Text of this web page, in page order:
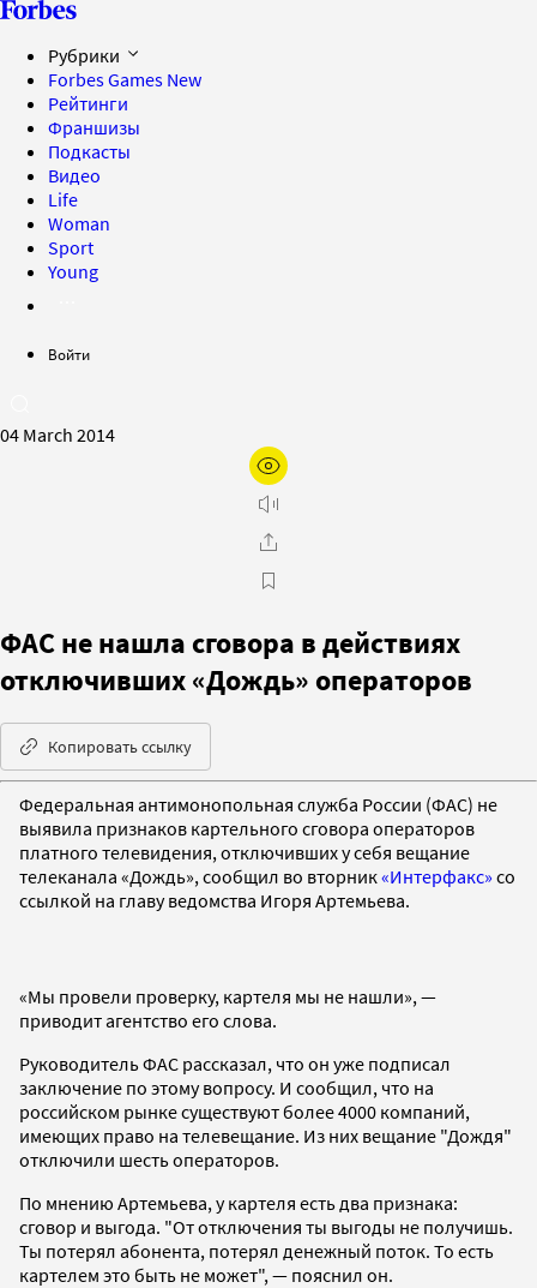
Рубрики
Forbes Games New
Рейтинги
Франшизы
Подкасты
Видео
Life
Woman
Sport
Young
Войти
04 March 2014
ФАС не нашла сговора в действиях
отключивших «Дождь» операторов
Копировать ссылку
Федеральная антимонопольная служба России (ФАС) не
выявила признаков картельного сговора операторов
платного телевидения, отключивших у себя вещание
телеканала «Дождь», сообщил во вторник«Интерфакс» со
ссылкой на главу ведомства Игоря Артемьева.
«Мы провели проверку, картеля мы не нашли», —
приводит агентство его слова.
Руководитель ФАС рассказал, что он уже подписал
заключение по этому вопросу. И сообщил, что на
российском рынке существуют более 4000 компаний,
имеющих право на телевещание. Из них вещание "Дождя"
отключили шесть операторов.
По мнению Артемьева, у картеля есть два признака:
сговор и выгода. "От отключения ты выгоды не получишь.
Ты потерял абонента, потерял денежный поток. То есть
картелем это быть не может", — пояснил он.